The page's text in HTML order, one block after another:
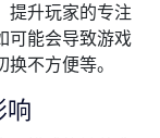
提升玩家的专注
可能会导致游戏
不方便等。
响